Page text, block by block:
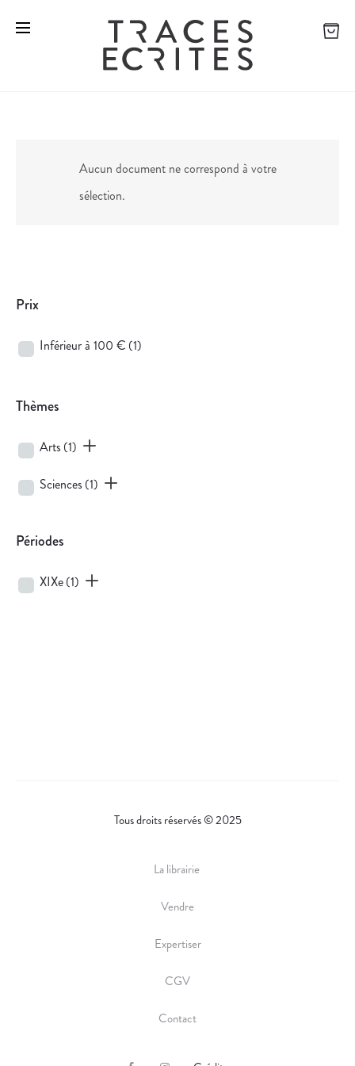
Aucun document ne correspond à votre
sélection.
Prix
Inférieur à 100 € (1)
Thèmes
Arts (1)
Sciences (1)
Périodes
XIXe(1)
Tous droits réservés © 2025
La librairie
Vendre
Expertiser
CGV
Contact